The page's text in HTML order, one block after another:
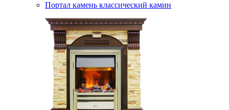
Портал камень классический камин